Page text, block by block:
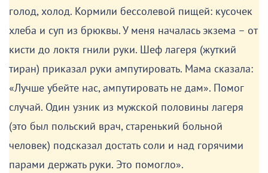
человек, голод, страх.
Убиты две девочки (10,13 лет), наши соседки.
будет со всеми». И насильственный угон из города